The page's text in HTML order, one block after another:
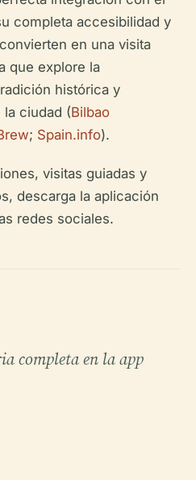
completa accesibilidad y
en una visita
que explore la
histórica y
la ciudad (Bilbao
; Spain.info).
visitas guiadas y
descarga la aplicación
redes sociales.
completa en la app